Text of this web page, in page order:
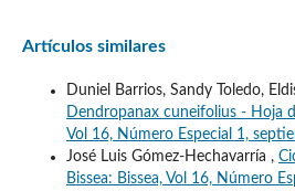
Artículos similares
Duniel Barrios, Sandy Toledo,
Dendropanax cuneifolius - Hoja
Vol 16, Número Especial 1,
José Luis Gómez-Hechavarría ,
Bissea: Bissea, Vol 16, Número